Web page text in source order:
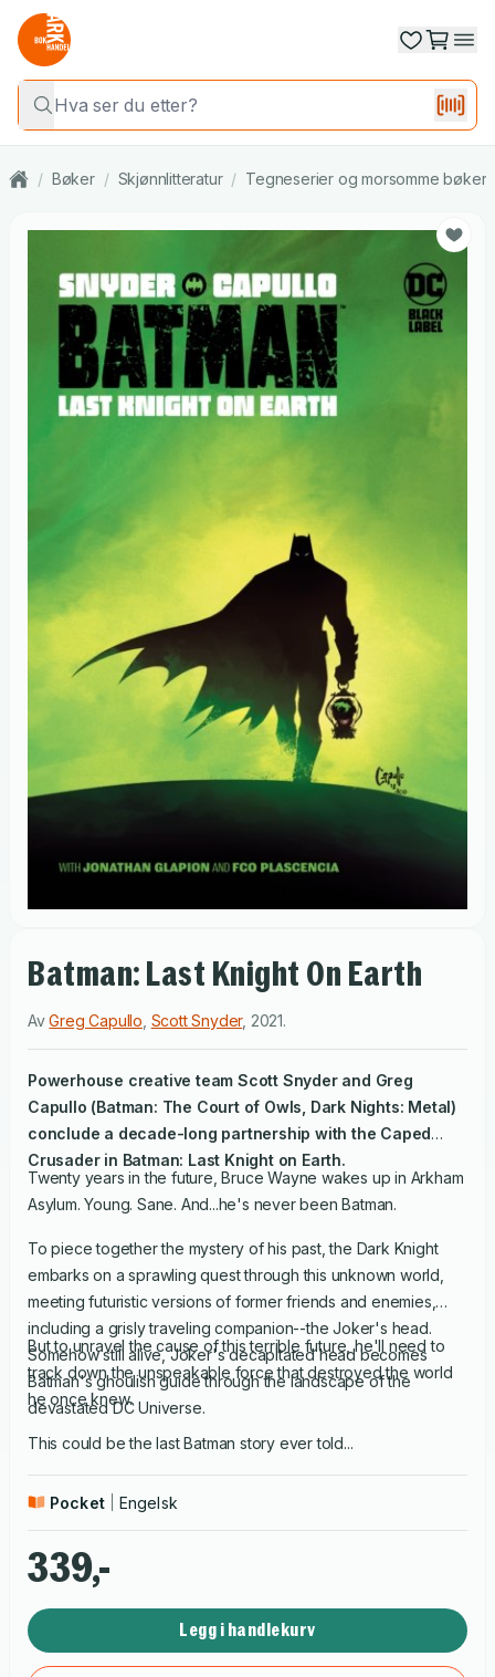
/ Bøker / Skjønnlitteratur / Tegneserier og morsomme bøker
Batman: Last Knight On Earth
AvGreg Capullo Scott Snyder, 2021.
Powerhouse creative team Scott Snyder and Greg
Capullo (Batman: The Court of Owls Dark Nights: Metal)
conclude a decade-long partnership with the Caped
Crusader in Batman: Last Knight on Earth.
Twenty years in the future, Bruce Wayne wakes up in Arkham
Asylum. Young. Sane. And...he's never been Batman.
To piece together the mystery of his past, the Dark Knight
embarks on a sprawling quest through this unknown world,
meeting futuristic versions of former friends and enemies,
including a grisly traveling companion--the Joker's head.
Somehow still alive, Joker's decapitated head becomes
Batman's ghoulish guide through the landscape of the
devastated DC Universe.
But to unravel the cause of this terrible future, he'll need to
track down the unspeakable force that destroyed the world
he once knew.
This could be the last Batman story ever told...
Pocket Engelsk
339,-
Legg i handlekurv